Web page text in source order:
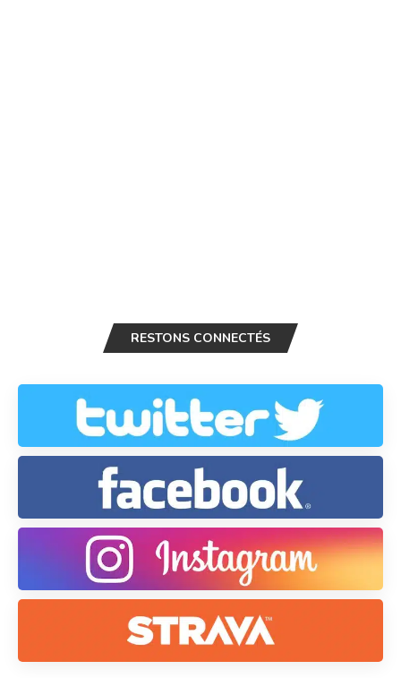
RESTONS CONNECTÉS